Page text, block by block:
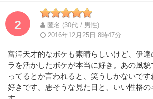
2
匿名 (30代 / 男性)
2016年12月25日 8時47分
富澤天才的なボケも素晴らしいけど、伊
ラを活かしたボケが本当に好き。あの風
ってるとか言われると、笑うしかないで
好きです。悪そうな見た目と、いい性格